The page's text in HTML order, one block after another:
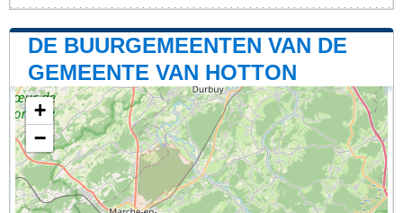
DE BUURGEMEENTEN VAN DE
GEMEENTE VAN HOTTON
+
−